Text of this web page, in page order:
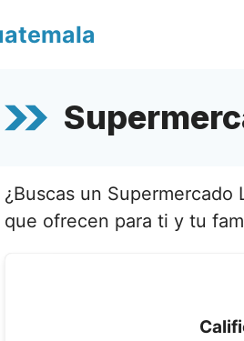
¿Buscas un
que ofrecen para ti y tu